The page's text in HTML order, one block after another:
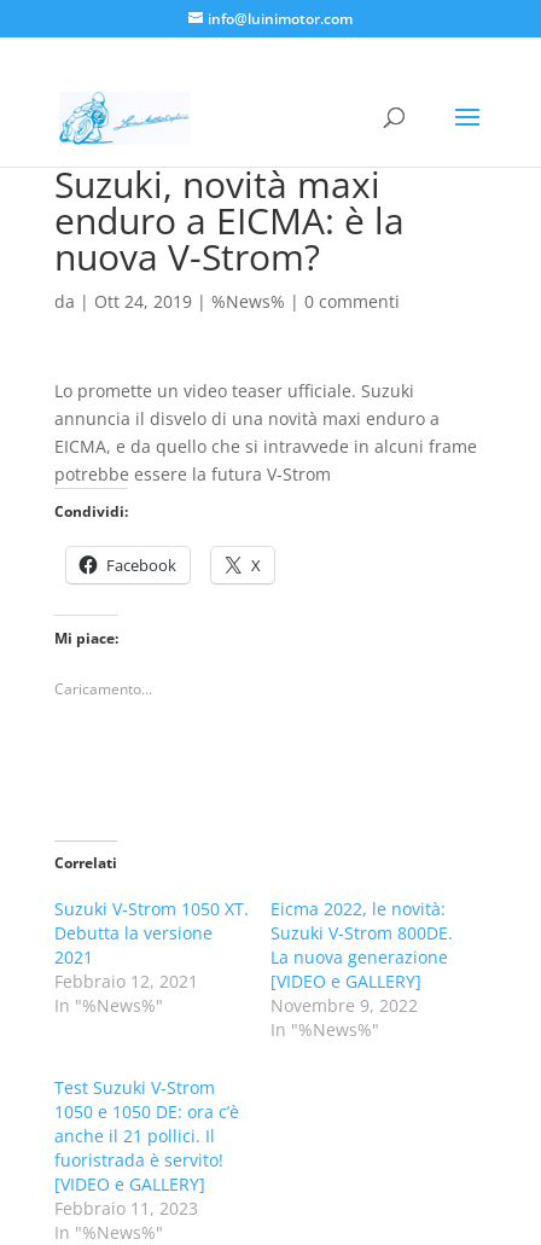
info@luinimotor.com
Suzuki, novità maxi
enduro a EICMA: è la
nuova V-Strom?
da | Ott 24, 2019| %News% | 0 commenti
Lo promette un video teaser ufficiale. Suzuki
annuncia il disvelo di una novità maxi enduro a
EICMA, e da quello che si intravvede in alcuni frame
potrebbe essere la futura V-Strom
Condividi:
Facebook X
Mi piace:
Caricamento...
Correlati
Suzuki V-Strom 1050 XT.
Debutta la versione
2021
Febbraio 12, 2021
In "%News%"
Eicma 2022, le novità:
Suzuki V-Strom 800DE.
La nuova generazione
[VIDEO e GALLERY]
Novembre 9, 2022
In "%News%"
Test Suzuki V-Strom
1050 e 1050 DE: ora c’è
anche il 21 pollici. Il
fuoristrada è servito!
[VIDEO e GALLERY]
Febbraio 11, 2023
In "%News%"